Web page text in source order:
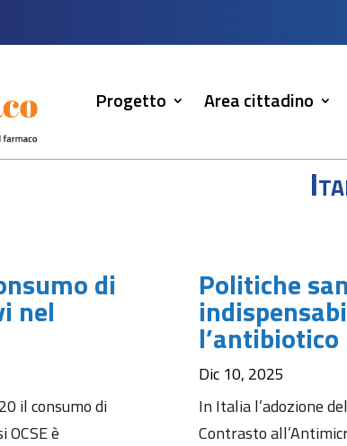
Progetto Area cittadino
di
nel
il consumo di
è
Politiche
Dic 10, 2025
In Italia l’adozione
Contrasto